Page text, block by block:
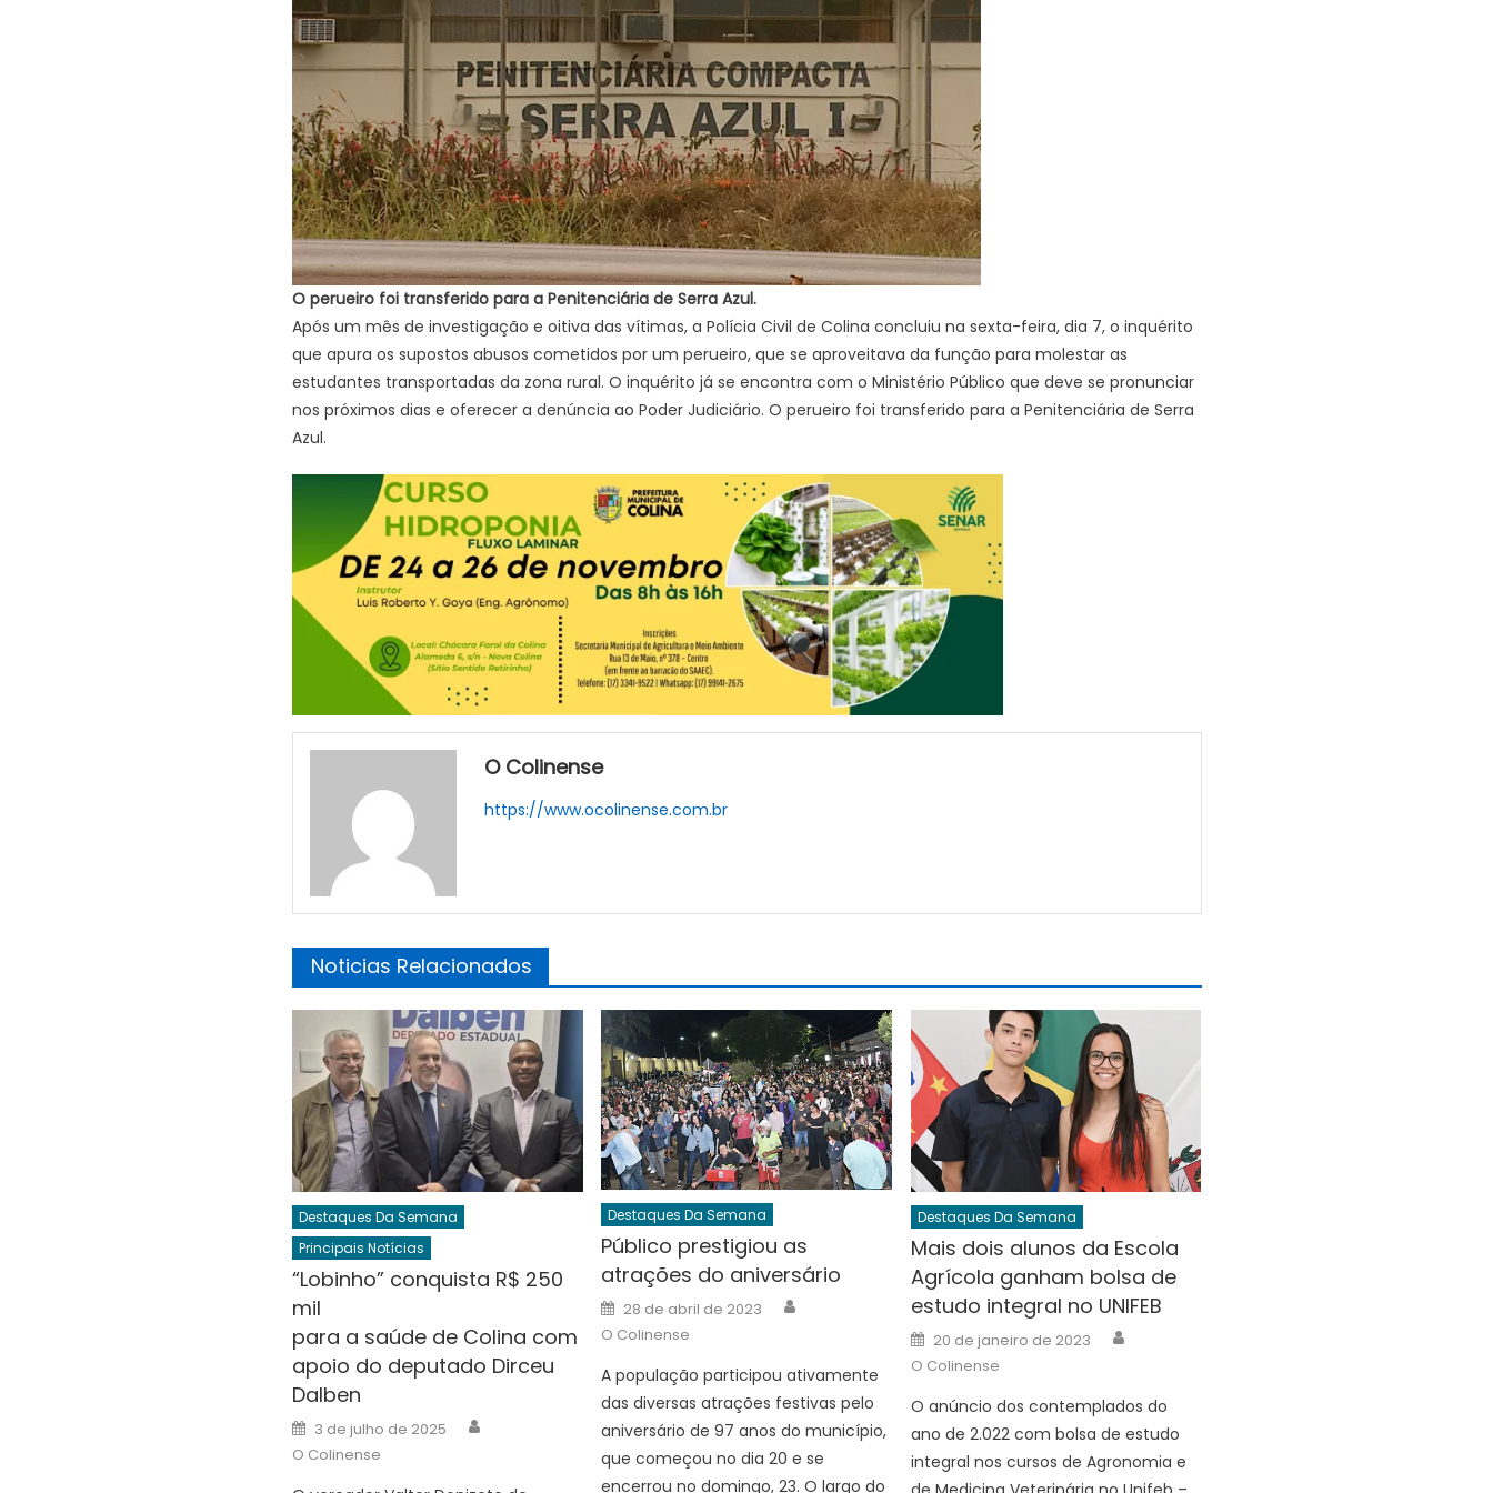
O perueiro foi transferido para a Penitenciária de Serra Azul.
Após um mês de investigação e oitiva das vítimas, a Polícia Civil de Colina concluiu na sexta-feira, dia 7, o inquérito
que apura os supostos abusos cometidos por um perueiro, que se aproveitava da função para molestar as
estudantes transportadas da zona rural. O inquérito já se encontra com o Ministério Público que deve se pronunciar
nos próximos dias e oferecer a denúncia ao Poder Judiciário. O perueiro foi transferido para a Penitenciária de Serra
Azul.
O Colinense
https://www.ocolinense.com.br
Noticias Relacionados
Destaques Da Semana
Principais Notícias
“Lobinho” conquista R$ 250
mil
para a saúde de Colina com
apoio do deputado Dirceu
Dalben
Posted
on
3 de julho de 2025
O Colinense
Destaques Da Semana
Público prestigiou as
atrações do aniversário
Posted
on
28 de abril de 2023
O Colinense
A população participou ativamente
das diversas atrações festivas pelo
aniversário de 97 anos do município,
que começou no dia 20 e se
encerrou no domingo, 23. O largo do
Destaques Da Semana
Mais dois alunos da Escola
Agrícola ganham bolsa de
estudo integral no UNIFEB
Posted
on
20 de janeiro de 2023
O Colinense
O anúncio dos contemplados do
ano de 2.022 com bolsa de estudo
integral nos cursos de Agronomia e